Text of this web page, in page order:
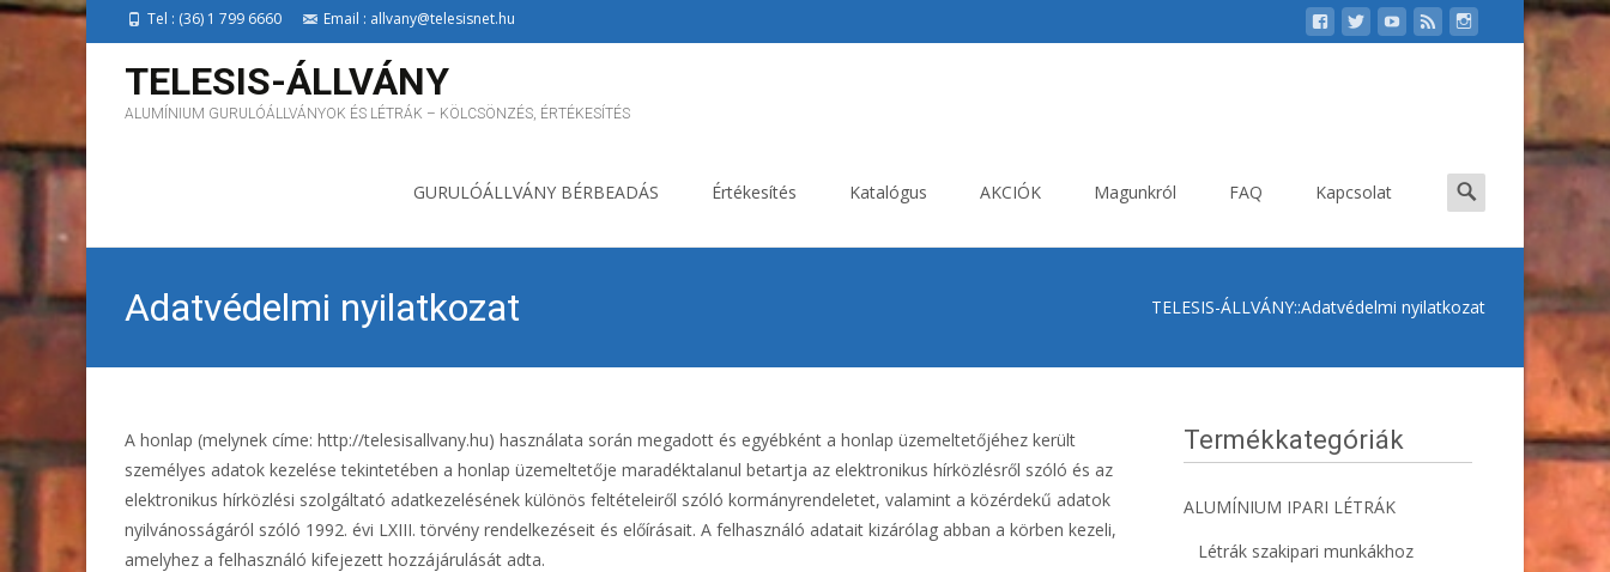
Tel : (36) 1 799 6660 Email : allvany@telesisnet.hu
TELESIS-ÁLLVÁNY
ALUMÍNIUM GURULÓÁLLVÁNYOK ÉS LÉTRÁK – KÖLCSÖNZÉS, ÉRTÉKESÍTÉS
GURULÓÁLLVÁNY BÉRBEADÁS
Értékesítés Katalógus AKCIÓK Magunkról FAQ Kapcsolat
Search
for:
Adatvédelmi nyilatkozat TELESIS-ÁLLVÁNY::Adatvédelmi nyilatkozat
A honlap (melynek címe: http://telesisallvany.hu) használata során megadott és egyébként a honlap üzemeltetőjéhez került
személyes adatok kezelése tekintetében a honlap üzemeltetője maradéktalanul betartja az elektronikus hírközlésről szóló és az
elektronikus hírközlési szolgáltató adatkezelésének különös feltételeiről szóló kormányrendeletet, valamint a közérdekű adatok
nyilvánosságáról szóló 1992. évi LXIII. törvény rendelkezéseit és előírásait. A felhasználó adatait kizárólag abban a körben kezeli,
amelyhez a felhasználó kifejezett hozzájárulását adta.
Termékkategóriák
ALUMÍNIUM IPARI LÉTRÁK
Létrák szakipari munkákhoz